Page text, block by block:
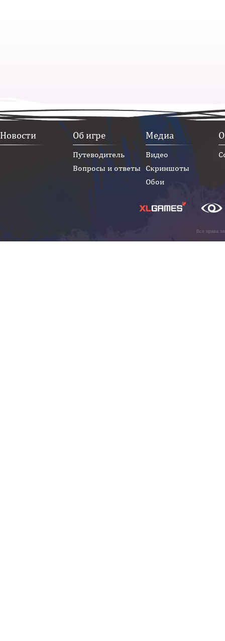
Новости Об игре
Путеводитель
Вопросы и ответы
Медиа
Видео
Скриншоты
Обои
Все права